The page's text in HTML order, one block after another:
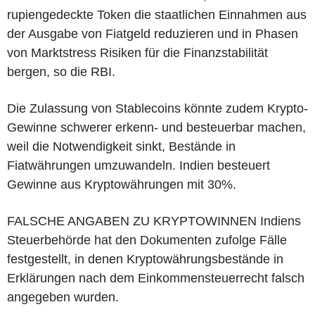
rupiengedeckte Token die staatlichen Einnahmen aus
der Ausgabe von Fiatgeld reduzieren und in Phasen
von Marktstress Risiken für die Finanzstabilität
bergen, so die RBI.
Die Zulassung von Stablecoins könnte zudem Krypto-
Gewinne schwerer erkenn- und besteuerbar machen,
weil die Notwendigkeit sinkt, Bestände in
Fiatwährungen umzuwandeln. Indien besteuert
Gewinne aus Kryptowährungen mit 30%.
FALSCHE ANGABEN ZU KRYPTOWINNEN Indiens
Steuerbehörde hat den Dokumenten zufolge Fälle
festgestellt, in denen Kryptowährungsbestände in
Erklärungen nach dem Einkommensteuerrecht falsch
angegeben wurden.